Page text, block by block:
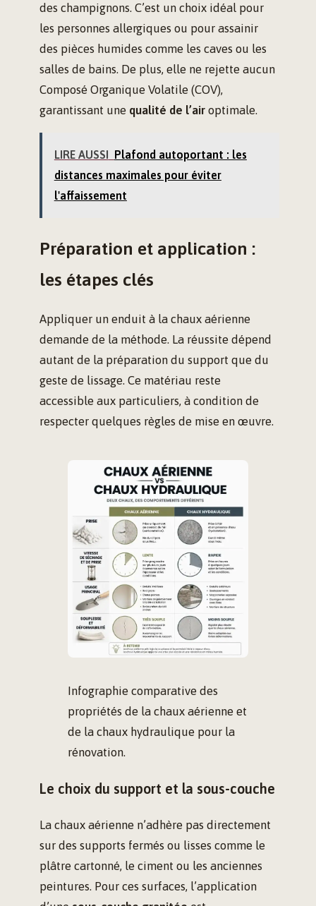
des champignons. C’est un choix idéal pour
les personnes allergiques ou pour assainir
des pièces humides comme les caves ou les
salles de bains. De plus, elle ne rejette aucun
Composé Organique Volatile (COV),
garantissant une qualité de l’air optimale.
LIRE AUSSI Plafond autoportant : les
distances maximales pour éviter
l'affaissement
Préparation et application :
les étapes clés
Appliquer un enduit à la chaux aérienne
demande de la méthode. La réussite dépend
autant de la préparation du support que du
geste de lissage. Ce matériau reste
accessible aux particuliers, à condition de
respecter quelques règles de mise en œuvre.
Infographie comparative des
propriétés de la chaux aérienne et
de la chaux hydraulique pour la
rénovation.
Le choix du support et la sous-couche
La chaux aérienne n’adhère pas directement
sur des supports fermés ou lisses comme le
plâtre cartonné, le ciment ou les anciennes
peintures. Pour ces surfaces, l’application